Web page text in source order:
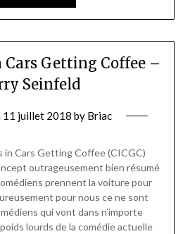
Cars Getting Coffee –
Seinfeld
11 juillet 2018 by Briac
in Cars Getting Coffee (CICGC)
outrageusement bien résumé
prennent la voiture pour
pour nous ce ne sont
qui vont dans n’importe
lourds de la comédie actuelle